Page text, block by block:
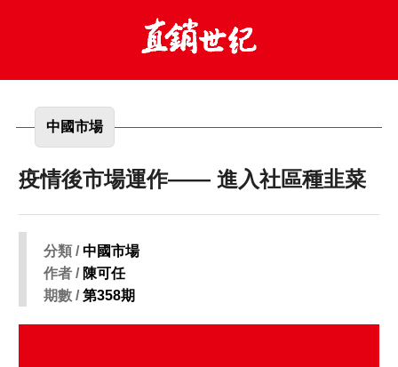
中國市場
疫情後市場運作—— 進入社區種韭菜
分類 /中國市場
作者 / 陳可任
期數 /第358期